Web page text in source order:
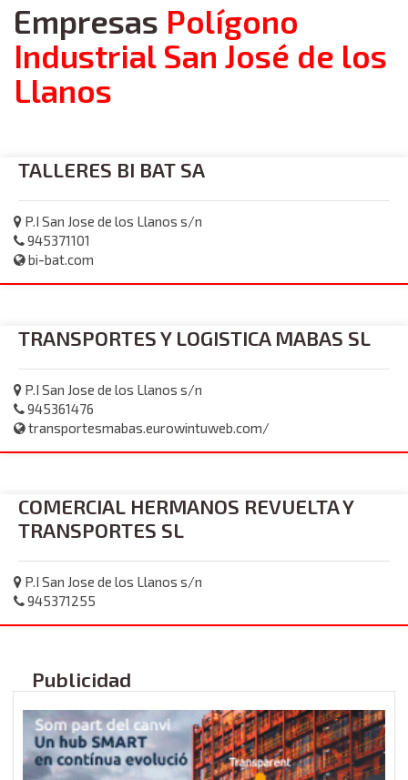
Empresas Polígono
Industrial San José de los
Llanos
TALLERES BI BAT SA
P.I San Jose de los Llanos s/n
945371101
bi-bat.com
TRANSPORTES Y LOGISTICA MABAS SL
P.I San Jose de los Llanos s/n
945361476
transportesmabas.eurowintuweb.com/
COMERCIAL HERMANOS REVUELTA Y
TRANSPORTES SL
P.I San Jose de los Llanos s/n
945371255
Publicidad